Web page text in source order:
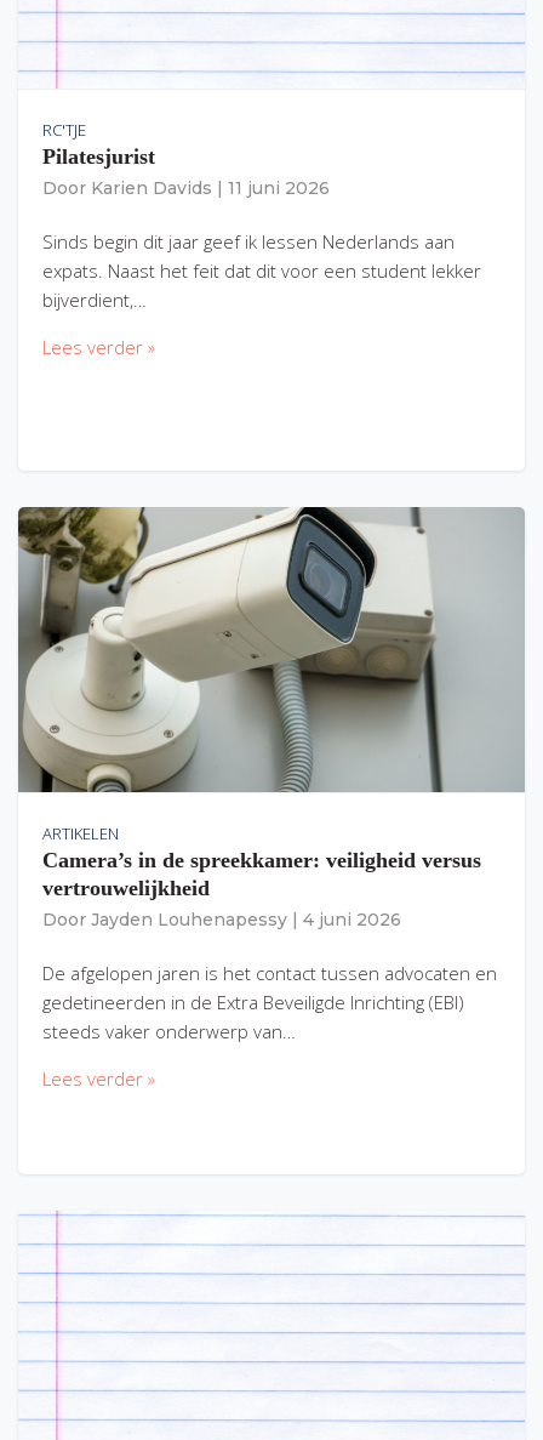
RC'TJE
Pilatesjurist
Door Karien Davids 11 juni 2026
Sinds begin dit jaar geef ik lessen Nederlands aan
expats. Naast het feit dat dit voor een student lekker
bijverdient,…
Lees verder »
ARTIKELEN
Camera’s in de spreekkamer: veiligheid versus
vertrouwelijkheid
Door Jayden Louhenapessy 4 juni 2026
De afgelopen jaren is het contact tussen advocaten en
gedetineerden in de Extra Beveiligde Inrichting (EBI)
steeds vaker onderwerp van…
Lees verder »